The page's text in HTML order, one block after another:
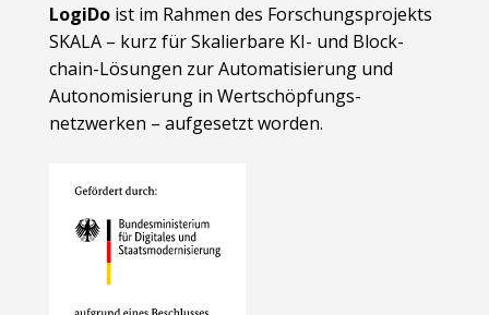
LogiDoist im Rahmen des Forschungsprojekts
SKALA – kurz für Skalierbare KI- und Block­
chain-Lösungen zur Automatisierung und
Autonomisierung in Wert­schöpfungs­
netzwerken – aufgesetzt worden.